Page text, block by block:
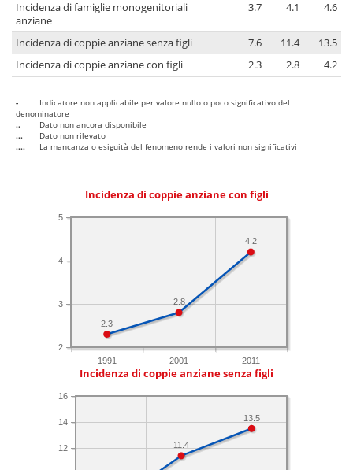
Incidenza di famiglie monogenitoriali
anziane
3.7 4.1 4.6
Incidenza di coppie anziane senza figli 7.6 11.4
13.5
Incidenza di coppie anziane con figli
2.3 2.8 4.2
-
Indicatore non applicabile per valore nullo o poco significativo del
denominatore
..
Dato non ancora disponibile
...
Dato non rilevato
....
La mancanza o esiguità del fenomeno rende i valori non significativi
Incidenza di coppie anziane con figli
1991 2001 2011
2
3
4
5
4.2
2.8
2.3
Incidenza di coppie anziane senza figli
12
14
16
13.5
11.4